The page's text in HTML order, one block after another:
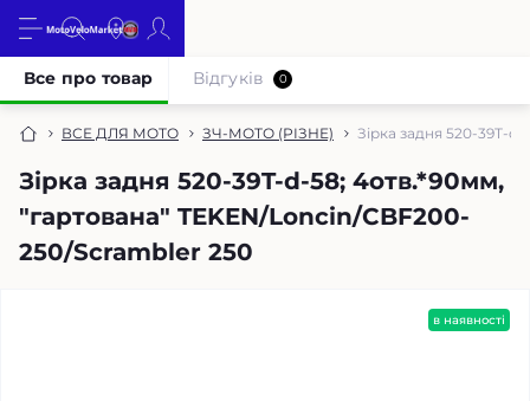
ВСЕ ДЛЯ МОТО ЗЧ-МОТО (РІЗНЕ) Зірка задня 520-39T-
Зірка задня 520-39T-d-58; 4отв.*90мм,
"гартована" TEKEN/Loncin/CBF200-
250/Scrambler 250
Все про товар Відгуків 0
в наявності